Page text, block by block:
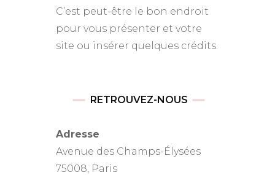
C’est peut-être le bon endroit
pour vous présenter et votre
site ou insérer quelques crédits.
RETROUVEZ-NOUS
Adresse
Avenue des Champs-Élysées
75008, Paris